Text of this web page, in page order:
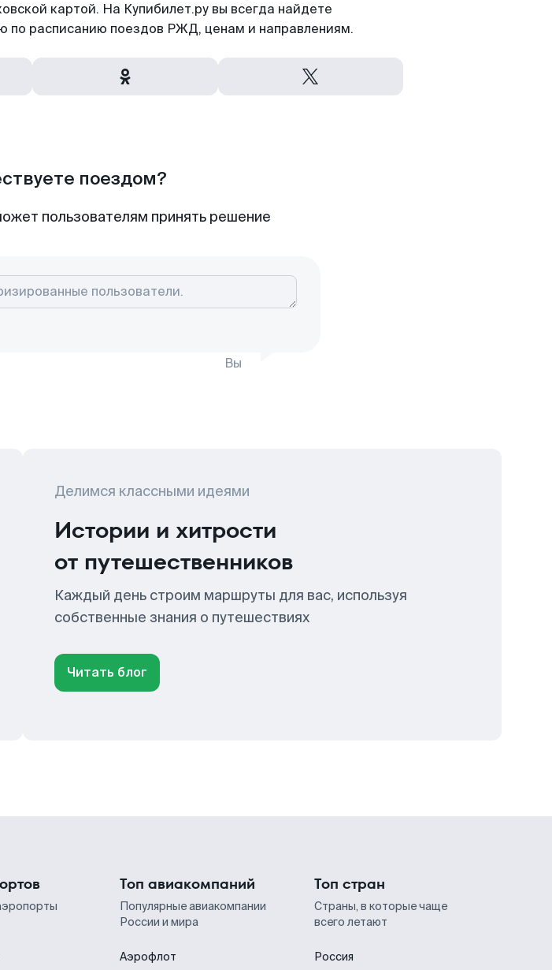
картой. На Купибилет.ру вы всегда найдете
по расписанию поездов РЖД, ценам и направлениям.
поездом?
пользователям принять решение
Вы
Делимся классными идеями
Истории и хитрости
от путешественников
Каждый день строим маршруты для вас, используя
собственные знания о путешествиях
Читать блог
Топ авиакомпаний
Популярные авиакомпании
России и мира
Аэрофлот
Топ стран
Страны, в которые чаще
всего летают
Россия